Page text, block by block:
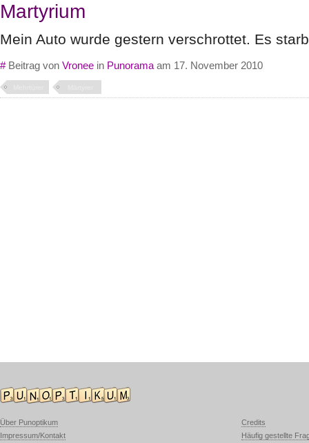
Martyrium
Mein Auto wurde gestern verschrottet. Es
#Beitrag von Vronee in Punorama am 17. November 2010
Über Punoptikum
Impressum/Kontakt
Credits
Häufig gestellte